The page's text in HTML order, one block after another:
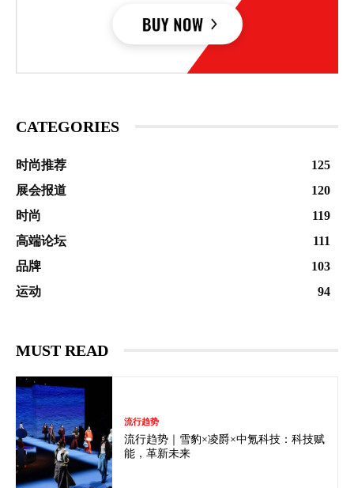
CATEGORIES
时尚推荐
125
展会报道
120
时尚
119
高端论坛
111
品牌
103
运动
94
MUST READ
流行趋势
流行趋势｜雪豹×凌爵×中氪科技：科技赋
能，革新未来